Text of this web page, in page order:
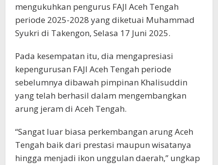
mengukuhkan pengurus FAJI Aceh Tengah
periode 2025-2028 yang diketuai Muhammad
Syukri di Takengon, Selasa 17 Juni 2025.
Pada kesempatan itu, dia mengapresiasi
kepengurusan FAJI Aceh Tengah periode
sebelumnya dibawah pimpinan Khalisuddin
yang telah berhasil dalam mengembangkan
arung jeram di Aceh Tengah.
“Sangat luar biasa perkembangan arung Aceh
Tengah baik dari prestasi maupun wisatanya
hingga menjadi ikon unggulan daerah,” ungkap